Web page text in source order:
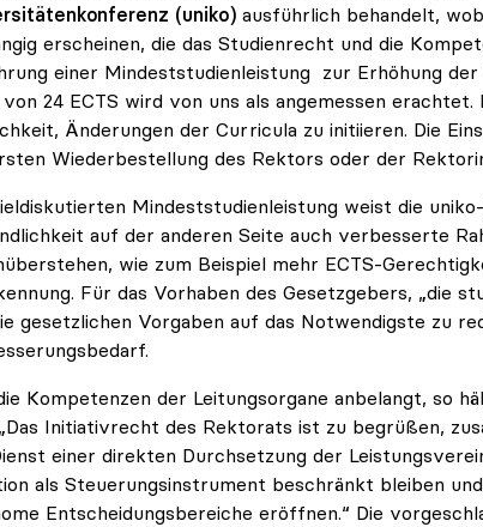
(uniko) ausführlich behandelt,
erscheinen, die das Studienrecht und die
einer Mindeststudienleistung zur Erhöhung
von 24 ECTS wird von uns als angemessen
Änderungen der Curricula zu initiieren. Die
Wiederbestellung des Rektors oder der
Mindeststudienleistung weist die
auf der anderen Seite auch verbesserte
wie zum Beispiel mehr ECTS-
Für das Vorhaben des Gesetzgebers, „die
gesetzlichen Vorgaben auf das Notwendigste zu
Kompetenzen der Leitungsorgane anbelangt, so
Initiativrecht des Rektorats ist zu begrüßen,
einer direkten Durchsetzung der
als Steuerungsinstrument beschränkt bleiben
Entscheidungsbereiche eröffnen.“ Die